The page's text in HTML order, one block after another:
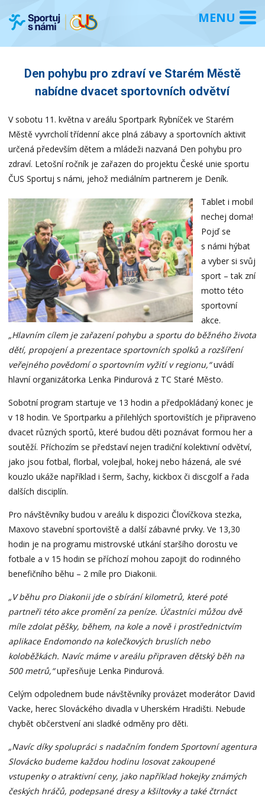
Den pohybu pro zdraví ve Starém Městě
nabídne dvacet sportovních odvětví
V sobotu 11. května v areálu Sportpark Rybníček ve Starém
Městě vyvrcholí třídenní akce plná zábavy a sportovních aktivit
určená především dětem a mládeži nazvaná Den pohybu pro
zdraví. Letošní ročník je zařazen do projektu České unie sportu
ČUS Sportuj s námi, jehož mediálním partnerem je Deník.
Tablet i mobil
nechej doma!
Pojď se
s námi hýbat
a vyber si svůj
sport – tak zní
motto této
sportovní
akce.
„Hlavním cílem je zařazení pohybu a sportu do běžného života
dětí, propojení a prezentace sportovních spolků a rozšíření
veřejného povědomí o sportovním vyžití v regionu,“uvádí
hlavní organizátorka Lenka Pindurová z TC Staré Město.
Sobotní program startuje ve 13 hodin a předpokládaný konec je
v 18 hodin. Ve Sportparku a přilehlých sportovištích je připraveno
dvacet různých sportů, které budou děti poznávat formou her a
soutěží. Příchozím se představí nejen tradiční kolektivní odvětví,
jako jsou fotbal, florbal, volejbal, hokej nebo házená, ale své
kouzlo ukáže například i šerm, šachy, kickbox či discgolf a řada
dalších disciplín.
Pro návštěvníky budou v areálu k dispozici Človíčkova stezka,
Maxovo stavební sportoviště a další zábavné prvky. Ve 13,30
hodin je na programu mistrovské utkání staršího dorostu ve
fotbale a v 15 hodin se příchozí mohou zapojit do rodinného
benefičního běhu – 2 míle pro Diakonii.
„V běhu pro Diakonii jde o sbírání kilometrů, které poté
partneři této akce promění za peníze. Účastníci můžou dvě
míle zdolat pěšky, během, na kole a nově i prostřednictvím
aplikace Endomondo na kolečkových bruslích nebo
koloběžkách. Navíc máme v areálu připraven dětský běh na
500 metrů,“upřesňuje Lenka Pindurová.
Celým odpolednem bude návštěvníky provázet moderátor David
Vacke, herec Slováckého divadla v Uherském Hradišti. Nebude
chybět občerstvení ani sladké odměny pro děti.
„Navíc díky spolupráci s nadačním fondem Sportovní agentura
Slovácko budeme každou hodinu losovat zakoupené
vstupenky o atraktivní ceny, jako například hokejky známých
českých hráčů, podepsané dresy a kšiltovky a také čtrnáct